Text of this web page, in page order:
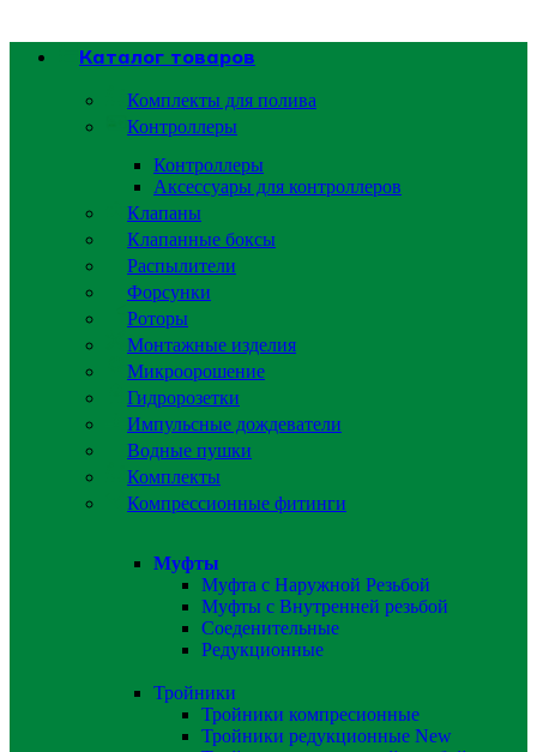
Каталог товаров
Комплекты для полива
Контроллеры
Контроллеры
Аксессуары для контроллеров
Клапаны
Клапанные боксы
Распылители
Форсунки
Роторы
Монтажные изделия
Микроорошение
Гидророзетки
Импульсные дождеватели
Водные пушки
Комплекты
Компрессионные фитинги
Муфты
Муфта с Наружной Резьбой
Муфты с Внутренней резьбой
Соеденительные
Редукционные
Тройники
Тройники компресионные
Тройники редукционные New